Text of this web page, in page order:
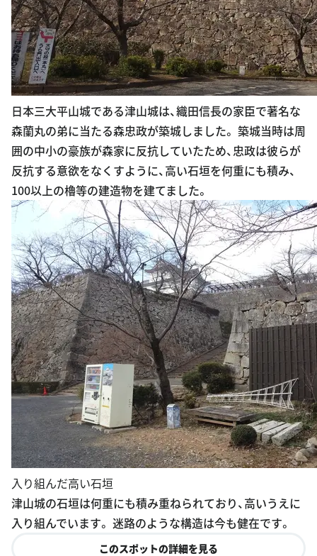
日本三大平山城である津山城は、織田信長の家臣で著名な
森蘭丸の弟に当たる森忠政が築城しました。 築城当時は周
囲の中小の豪族が森家に反抗していたため、忠政は彼らが
反抗する意欲をなくすように、高い石垣を何重にも積み、
100以上の櫓等の建造物を建てました。
入り組んだ高い石垣
津山城の石垣は何重にも積み重ねられており、高いうえに
入り組んでいます。 迷路のような構造は今も健在です。
このスポットの詳細を見る